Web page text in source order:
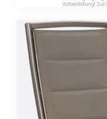
Vorbestellung!